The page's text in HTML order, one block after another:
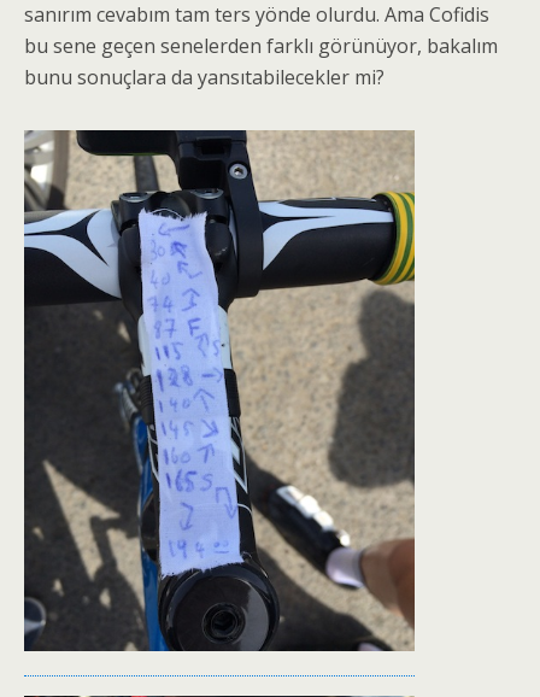
sanırım cevabım tam ters yönde olurdu. Ama Cofidis
bu sene geçen senelerden farklı görünüyor, bakalım
bunu sonuçlara da yansıtabilecekler mi?